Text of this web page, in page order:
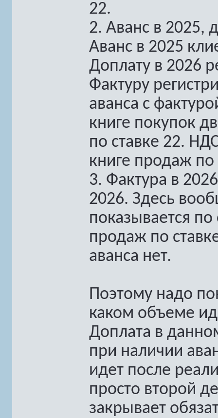
22.
2. Аванс в 2025,
Аванс в 2025
Доплату в 2026
Фактуру
аванса с
книге покупок
по ставке 22.
книге продаж по
3. Фактура в
2026. Здесь
показывается
продаж по
аванса нет.
Поэтому надо
каком объеме
Доплата в
при наличии
идет после
просто второй
закрывает